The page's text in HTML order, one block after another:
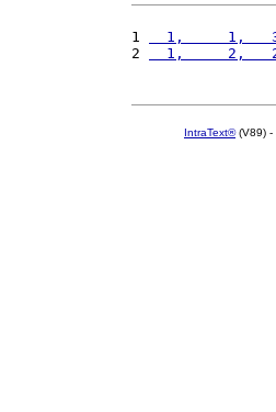
1
1,     1,
2
1,     2,
IntraText®(V89) -